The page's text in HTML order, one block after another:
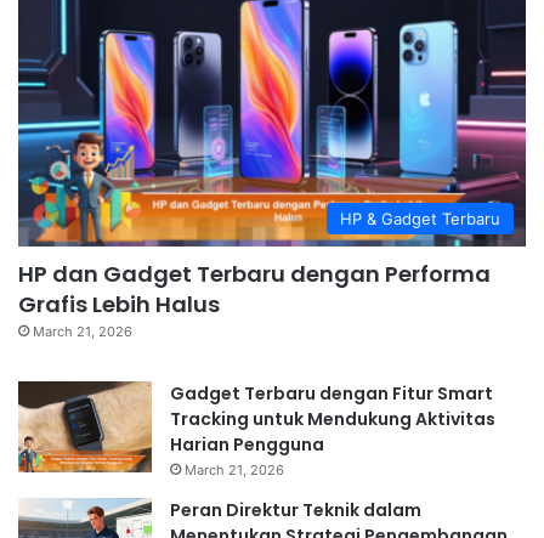
HP & Gadget Terbaru
HP dan Gadget Terbaru dengan Performa
Grafis Lebih Halus
March 21, 2026
Gadget Terbaru dengan Fitur Smart
Tracking untuk Mendukung Aktivitas
Harian Pengguna
March 21, 2026
Peran Direktur Teknik dalam